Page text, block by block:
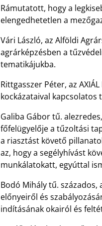
Rámutatott, hogy a
elengedhetetlen a
Vári László, az Alföldi
agrárképzésben a
tematikájukba.
Rittgasszer Péter, az
kockázataival
Galiba Gábor tű.
főfelügyelője a tűzoltási
a riasztást követő
az, hogy a segélyhívást
munkálatokatt, egyúttal
Bodó Mihály tű.
előnyeiről és
indításának okairól és